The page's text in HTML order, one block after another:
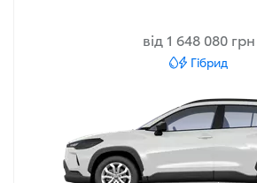
від 1 648 080 грн
Гібрид